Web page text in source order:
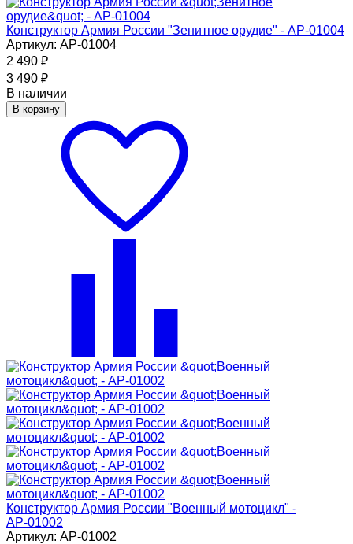
Конструктор Армия России "Зенитное орудие" - АР-01004
Артикул: АР-01004
2 490 ₽
3 490 ₽
В наличии
В корзину
Конструктор Армия России "Военный мотоцикл" -
АР-01002
Артикул: АР-01002